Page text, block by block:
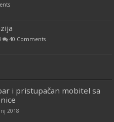
40 Comments
i pristupačan mobitel sa
2018